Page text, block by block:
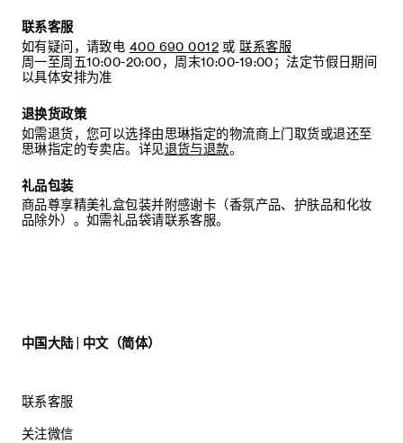
联系客服
如有疑问，请致电 400 690 0012 或 联系客服
周一至周五10:00-20:00，周末10:00-19:00；法定节假日期间
以具体安排为准
退换货政策
如需退货，您可以选择由思琳指定的物流商上门取货或退还至
思琳指定的专卖店。详见退货与退款。
礼品包装
商品尊享精美礼盒包装并附感谢卡（香氛产品、护肤品和化妆
品除外）。如需礼品袋请联系客服。
中国大陆 | 中文（简体）
联系客服
关注微信